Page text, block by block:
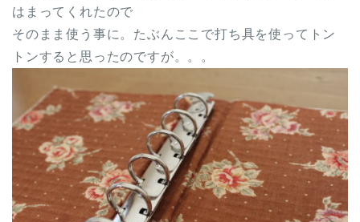
はまってくれたので
そのまま使う事に。たぶんここで打ち具を使ってトン
トンすると思ったのですが。。。